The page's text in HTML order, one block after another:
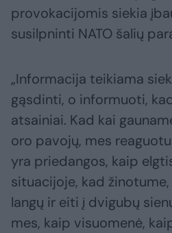
provokacijomis siekia
susilpninti NATO šalių
„Informacija teikiama
gąsdinti, o informuoti,
atsainiai. Kad kai
oro pavojų, mes
yra priedangos, kaip
situacijoje, kad
langų ir eiti į dvigubų
mes, kaip visuomenė,